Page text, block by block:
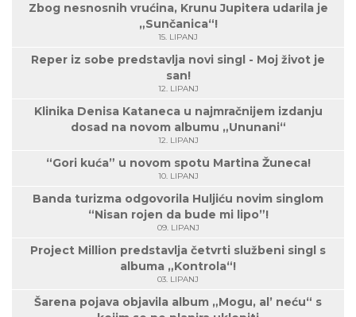
Zbog nesnosnih vrućina, Krunu Jupitera udarila je
„Sunčanica“!
15. LIPANJ
Reper iz sobe predstavlja novi singl - Moj život je
san!
12. LIPANJ
Klinika Denisa Kataneca u najmračnijem izdanju
dosad na novom albumu „Ununani“
12. LIPANJ
“Gori kuća” u novom spotu Martina Žuneca!
10. LIPANJ
Banda turizma odgovorila Huljiću novim singlom
“Nisan rojen da bude mi lipo”!
09. LIPANJ
Project Million predstavlja četvrti službeni singl s
albuma „Kontrola“!
03. LIPANJ
Šarena pojava objavila album „Mogu, al’ neću“ s